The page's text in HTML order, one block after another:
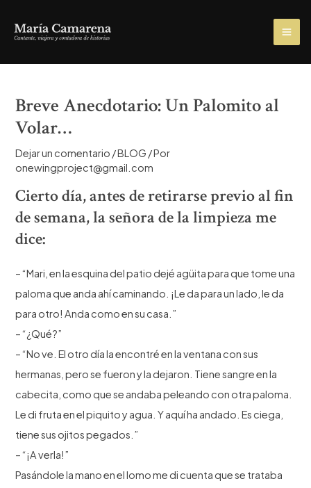
Breve Anecdotario: Un Palomito al
Volar…
Dejar un comentario /BLOG / Por
onewingproject@gmail.com
Cierto día, antes de retirarse previo al fin
de semana, la señora de la limpieza me
dice:
– “Mari, en la esquina del patio dejé agüita para que tome una
paloma que anda ahí caminando. ¡Le da para un lado, le da
para otro! Anda como en su casa.”
– “¿Qué?”
– “No ve. El otro día la encontré en la ventana con sus
hermanas, pero se fueron y la dejaron. Tiene sangre en la
cabecita, como que se andaba peleando con otra paloma.
Le di fruta en el piquito y agua. Y aquí ha andado. Es ciega,
tiene sus ojitos pegados.”
– “¡A verla!”
Pasándole la mano en el lomo me di cuenta que se trataba